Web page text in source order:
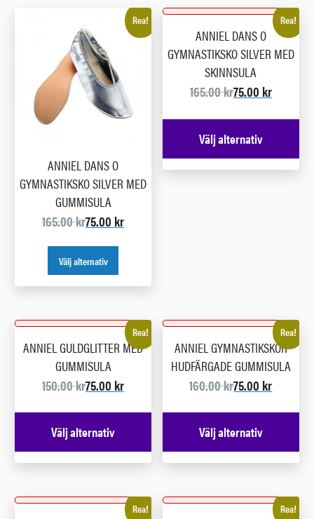
Rea!
ANNIEL DANS O
GYMNASTIKSKO SILVER MED
GUMMISULA
165.00kr75.00 kr
Välj alternativ
Rea!
ANNIEL DANS O
GYMNASTIKSKO SILVER MED
SKINNSULA
165.00kr75.00 kr
Välj alternativ
Rea!
ANNIEL GULDGLITTER MED
GUMMISULA
150.00kr75.00 kr
Välj alternativ
Rea!
ANNIEL GYMNASTIKSKOR
HUDFÄRGADE GUMMISULA
160.00kr75.00 kr
Välj alternativ
Rea! Rea!